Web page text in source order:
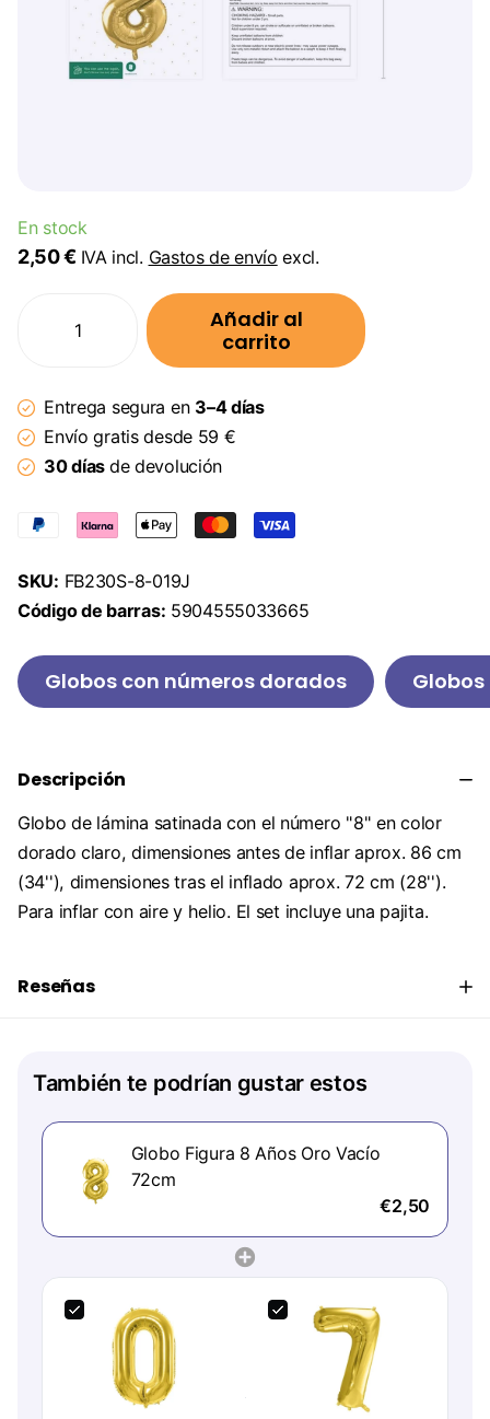
En stock
2,50 € IVA incl. Gastos de envío excl.
Añadir al
carrito
Entrega segura en 3–4 días
Envío gratis desde 59 €
30 días de devolución
SKU: FB230S-8-019J
Código de barras: 5904555033665
Globos con números dorados
Descripción
Globo de lámina satinada con el número "8" en color
dorado claro, dimensiones antes de inflar aprox. 86 cm
(34''), dimensiones tras el inflado aprox. 72 cm (28'').
Para inflar con aire y helio. El set incluye una pajita.
Reseñas
También te podrían gustar estos
Globo Figura 8 Años Oro Vacío
72cm
€2,50